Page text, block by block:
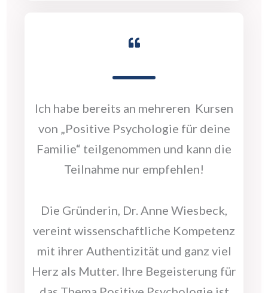
Ich habe bereits an mehreren Kursen
von „Positive Psychologie für deine
Familie“ teilgenommen und kann die
Teilnahme nur empfehlen!
Die Gründerin, Dr. Anne Wiesbeck,
vereint wissenschaftliche Kompetenz
mit ihrer Authentizität und ganz viel
Herz als Mutter. Ihre Begeisterung für